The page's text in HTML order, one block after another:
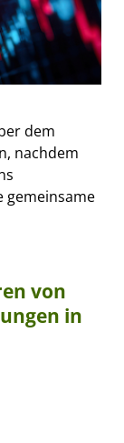
dem
nachdem
gemeinsame
von
in